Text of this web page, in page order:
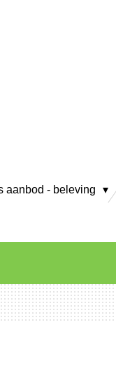
aanbod - beleving